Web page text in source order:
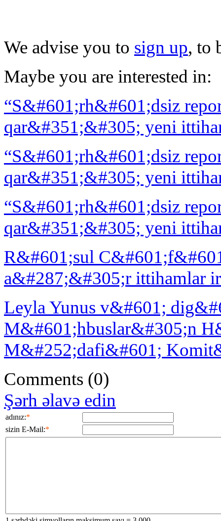
We advise you to sign up, to
Maybe you are interested in:
“S&#601;rh&#601;dsiz
qar&#351;&#305; yeni
“S&#601;rh&#601;dsiz
qar&#351;&#305; yeni
“S&#601;rh&#601;dsiz
qar&#351;&#305; yeni
R&#601;sul
a&#287;&#305;r ittihamlar
Leyla Yunus v&#601;
M&#601;hbuslar&#305;n
M&#252;dafi&#601;
Comments (0)
Şərh əlavə edin
adınız:*
sizin E-Mail:*